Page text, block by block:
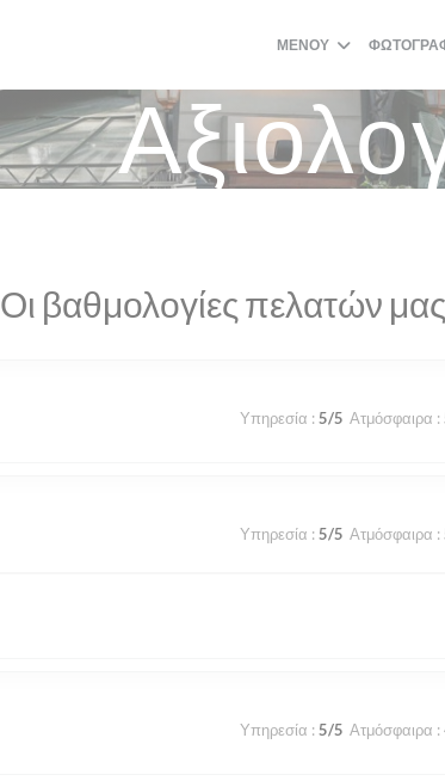
ΜΕΝΟΎ
Οι βαθμολογίες πελατών μας
Υπηρεσία : 5/5 Ατμόσφαιρα :
Υπηρεσία : 5/5 Ατμόσφαιρα :
Υπηρεσία : 5/5 Ατμόσφαιρα :